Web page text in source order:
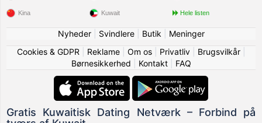
Kina Kuwait Hele listen
Nyheder| Svindlere| Butik
Meninger
Cookies & GDPR
Reklame| Om os| Privatliv| Brugsvilkår|
Børnesikkerhed
Kontakt| FAQ
Gratis Kuwaitisk Dating Netværk – Forbind på